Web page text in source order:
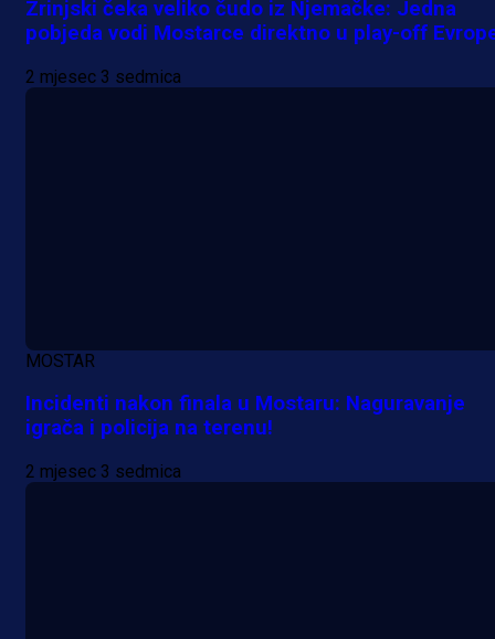
1 h 11 min
Zrinjski čeka veliko čudo iz Njemačke: Jedna
pobjeda vodi Mostarce direktno u play-off
2 mjesec 3 sedmica
MOSTAR
Incidenti nakon finala u Mostaru: Naguravanje
igrača i policija na terenu!
2 mjesec 3 sedmica